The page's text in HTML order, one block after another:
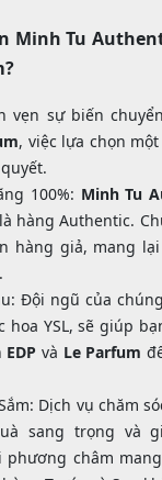
Minh Tu
vẹn sự biến
, việc lựa chọn
100%: Minh Tu
hàng Authentic.
hàng giả, mang
Đội ngũ của
hoa YSL, sẽ giúp
EDP và Le Parfum
Dịch vụ chăm
sang trọng và
phương châm